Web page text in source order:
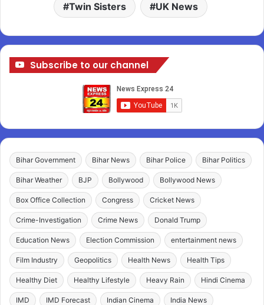
Twin Sisters UK News
Subscribe to our channel
Bihar Government Bihar News Bihar Police Bihar Politics
Bihar Weather BJP Bollywood Bollywood News
Box Office Collection Congress Cricket News
Crime-Investigation Crime News Donald Trump
Education News Election Commission entertainment news
Film Industry Geopolitics Health News Health Tips
Healthy Diet Healthy Lifestyle Heavy Rain Hindi Cinema
IMD IMD Forecast Indian Cinema India News